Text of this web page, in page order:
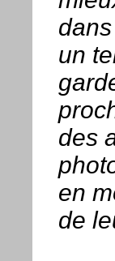
un
des
en
de